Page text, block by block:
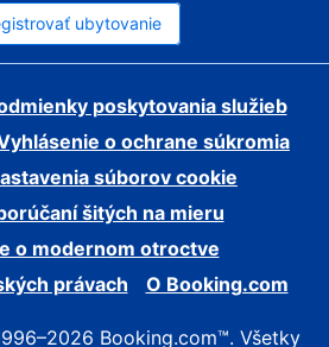
ubytovanie
poskytovania služieb
o ochrane súkromia
súborov cookie
šitých na mieru
o modernom otroctve
právach
O Booking.com
Booking.com™. Všetky